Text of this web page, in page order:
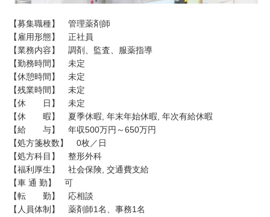
【募集職種】 管理薬剤師
【雇用形態】 正社員
【業務内容】 調剤、監査、服薬指導
【勤務時間】 未定
【休憩時間】 未定
【残業時間】 未定
【休 日】 未定
【休 暇】 夏季休暇, 年末年始休暇, 年次有給休暇
【給 与】 年収500万円～650万円
【処方箋枚数】 0枚／日
【処方科目】 整形外科
【福利厚生】 社会保険, 交通費支給
【車 通 勤】 可
【転 勤】 応相談
【人員体制】 薬剤師1名、事務1名